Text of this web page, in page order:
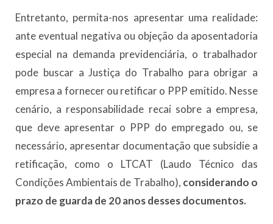
Entretanto, permita-nos apresentar uma realidade:
ante eventual negativa ou objeção da aposentadoria
especial na demanda previdenciária, o trabalhador
pode buscar a Justiça do Trabalho para obrigar a
empresa a fornecer ou retificar o PPP emitido. Nesse
cenário, a responsabilidade recai sobre a empresa,
que deve apresentar o PPP do empregado ou, se
necessário, apresentar documentação que subsidie a
retificação, como o LTCAT (Laudo Técnico das
Condições Ambientais de Trabalho), considerando o
prazo de guarda de 20 anos desses documentos.